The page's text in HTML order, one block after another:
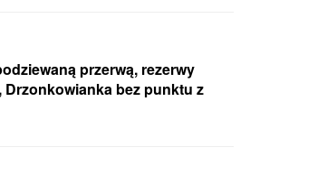
przerwą, rezerwy
Drzonkowianka bez punktu z